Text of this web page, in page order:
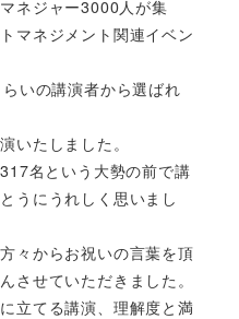
ネジャー3000人が集
マネジメント関連イベン
いの講演者から選ばれ
いたしました。
名という大勢の前で講
うにうれしく思いまし
々からお祝いの言葉を頂
させていただきました。
立てる講演、理解度と満